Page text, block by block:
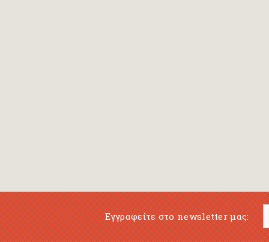
Εγγραφείτε στο newsletter μας: